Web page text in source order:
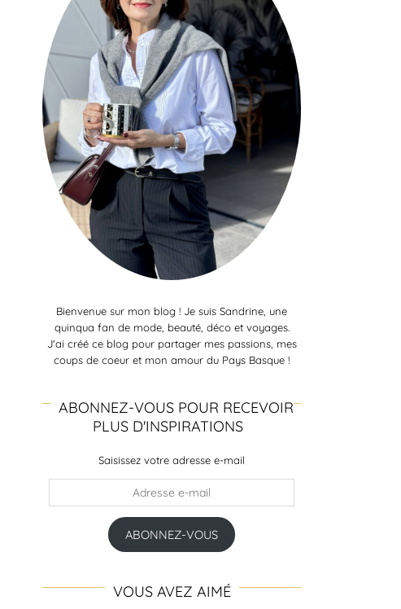
Bienvenue sur mon blog ! Je suis Sandrine, une
quinqua fan de mode, beauté, déco et voyages.
J'ai créé ce blog pour partager mes passions, mes
coups de coeur et mon amour du Pays Basque !
ABONNEZ-VOUS POUR RECEVOIR
PLUS D'INSPIRATIONS
Saisissez votre adresse e-mail
ABONNEZ-VOUS
VOUS AVEZ AIMÉ